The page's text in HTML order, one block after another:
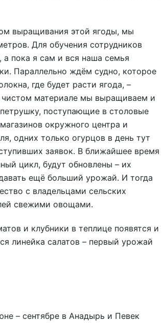
выращивания этой ягоды, мы
Для обучения сотрудников
а пока я сам и вся наша семья
Параллельно ждём судно, которое
где будет расти ягода, –
материале мы выращиваем и
поступающие в столовые
окружного центра и
одних только огурцов в день тут
заявок. В ближайшее время
цикл, будут обновлены – их
ещё больший урожай. И тогда
с владельцами сельских
свежими овощами.
и клубники в теплице появятся и
линейка салатов – первый урожай
– сентябре в Анадырь и Певек